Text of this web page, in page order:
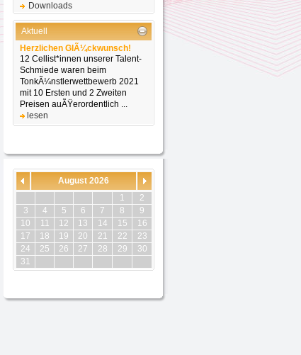
Downloads
Aktuell
Herzlichen GlÃ¼ckwunsch!
12 Cellist*innen unserer Talent-
Schmiede waren beim
TonkÃ¼nstlerwettbewerb 2021
mit 10 Ersten und 2 Zweiten
Preisen auÃŸerordentlich ...
lesen
August 2026
1
2
3
4 5 6 7 8
9
10
11 12 13 14 15
16
17
18 19 20 21 22
23
24
25 26 27 28 29
30
31